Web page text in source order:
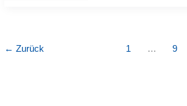
–
← Zurück 1 … 9